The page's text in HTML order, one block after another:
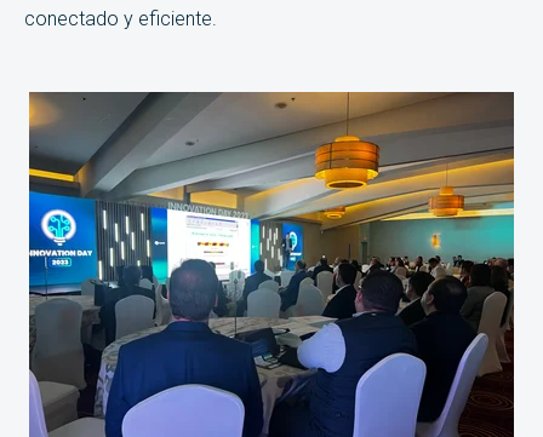
conectado y eficiente.